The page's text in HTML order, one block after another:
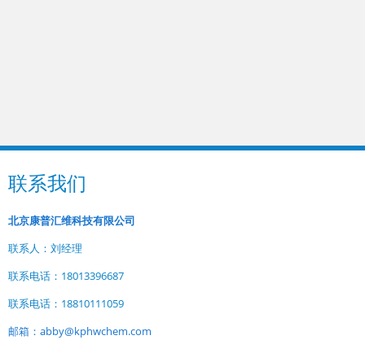
联系我们
北京康普汇维科技有限公司
联系人：刘经理
联系电话：18013396687
联系电话：18810111059
邮箱：abby@kphwchem.com